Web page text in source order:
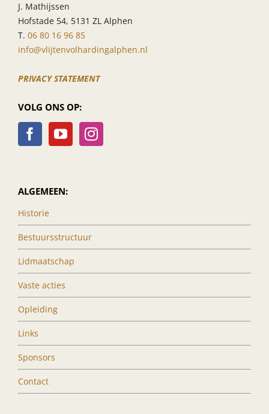
J. Mathijssen
Hofstade 54, 5131 ZL Alphen
T. 06 80 16 96 85
info@vlijtenvolhardingalphen.nl
PRIVACY STATEMENT
VOLG ONS OP:
ALGEMEEN:
Historie
Bestuursstructuur
Lidmaatschap
Vaste acties
Opleiding
Links
Sponsors
Contact